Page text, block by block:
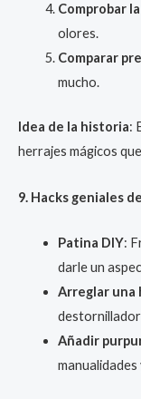
Comprobar
olores.
Comparar
mucho.
Idea de la historia:
herrajes mágicos
9. Hacks geniales
Patina DIY:
darle un
Arreglar una
destornillador
Añadir